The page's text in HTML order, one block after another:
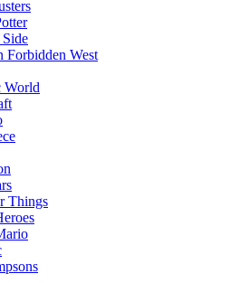
Forbidden West
World
Things